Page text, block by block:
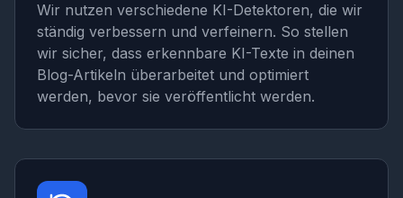
Wir nutzen verschiedene KI-Detektoren, die wir
ständig verbessern und verfeinern. So stellen
wir sicher, dass erkennbare KI-Texte in deinen
Blog-Artikeln überarbeitet und optimiert
werden, bevor sie veröffentlicht werden.